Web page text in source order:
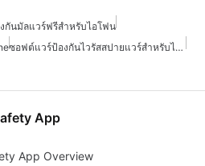
กันมัลแวร์ฟรีสำหรับไอโฟน
ซอฟต์แวร์ป้องกันไวรัสสปายแวร์สำหรับไอโฟน
App
App Overview